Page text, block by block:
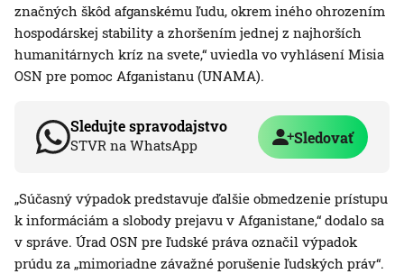
značných škôd afganskému ľudu, okrem iného ohrozením
hospodárskej stability a zhoršením jednej z najhorších
humanitárnych kríz na svete,“ uviedla vo vyhlásení Misia
OSN pre pomoc Afganistanu (UNAMA).
Sledujte spravodajstvo
STVR na WhatsApp Sledovať
„Súčasný výpadok predstavuje ďalšie obmedzenie prístupu
k informáciám a slobody prejavu v Afganistane,“ dodalo sa
v správe. Úrad OSN pre ľudské práva označil výpadok
prúdu za „mimoriadne závažné porušenie ľudských práv“.